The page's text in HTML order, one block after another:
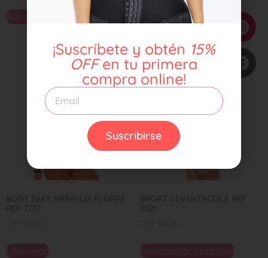
Añadir al carrito
Leer más
BODY SAES NARANJA FLORES
REF 7727
Leer más
SHORT LEVANTACOLA REF
0321
Seleccionar opciones
¡Suscríbete y obtén 15%
OFF en tu primera
compra online!
Suscribirse